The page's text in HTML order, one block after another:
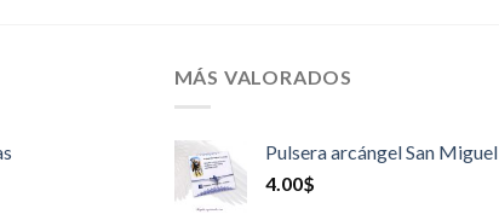
MÁS VALORADOS
Pulsera arcángel San Miguel
4.00$